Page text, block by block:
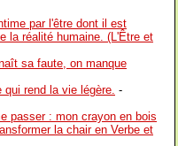
par l'être dont il est
la réalité humaine. (L'Être et
sa faute, on manque
rend la vie légère. -
passer : mon crayon en bois
la chair en Verbe et